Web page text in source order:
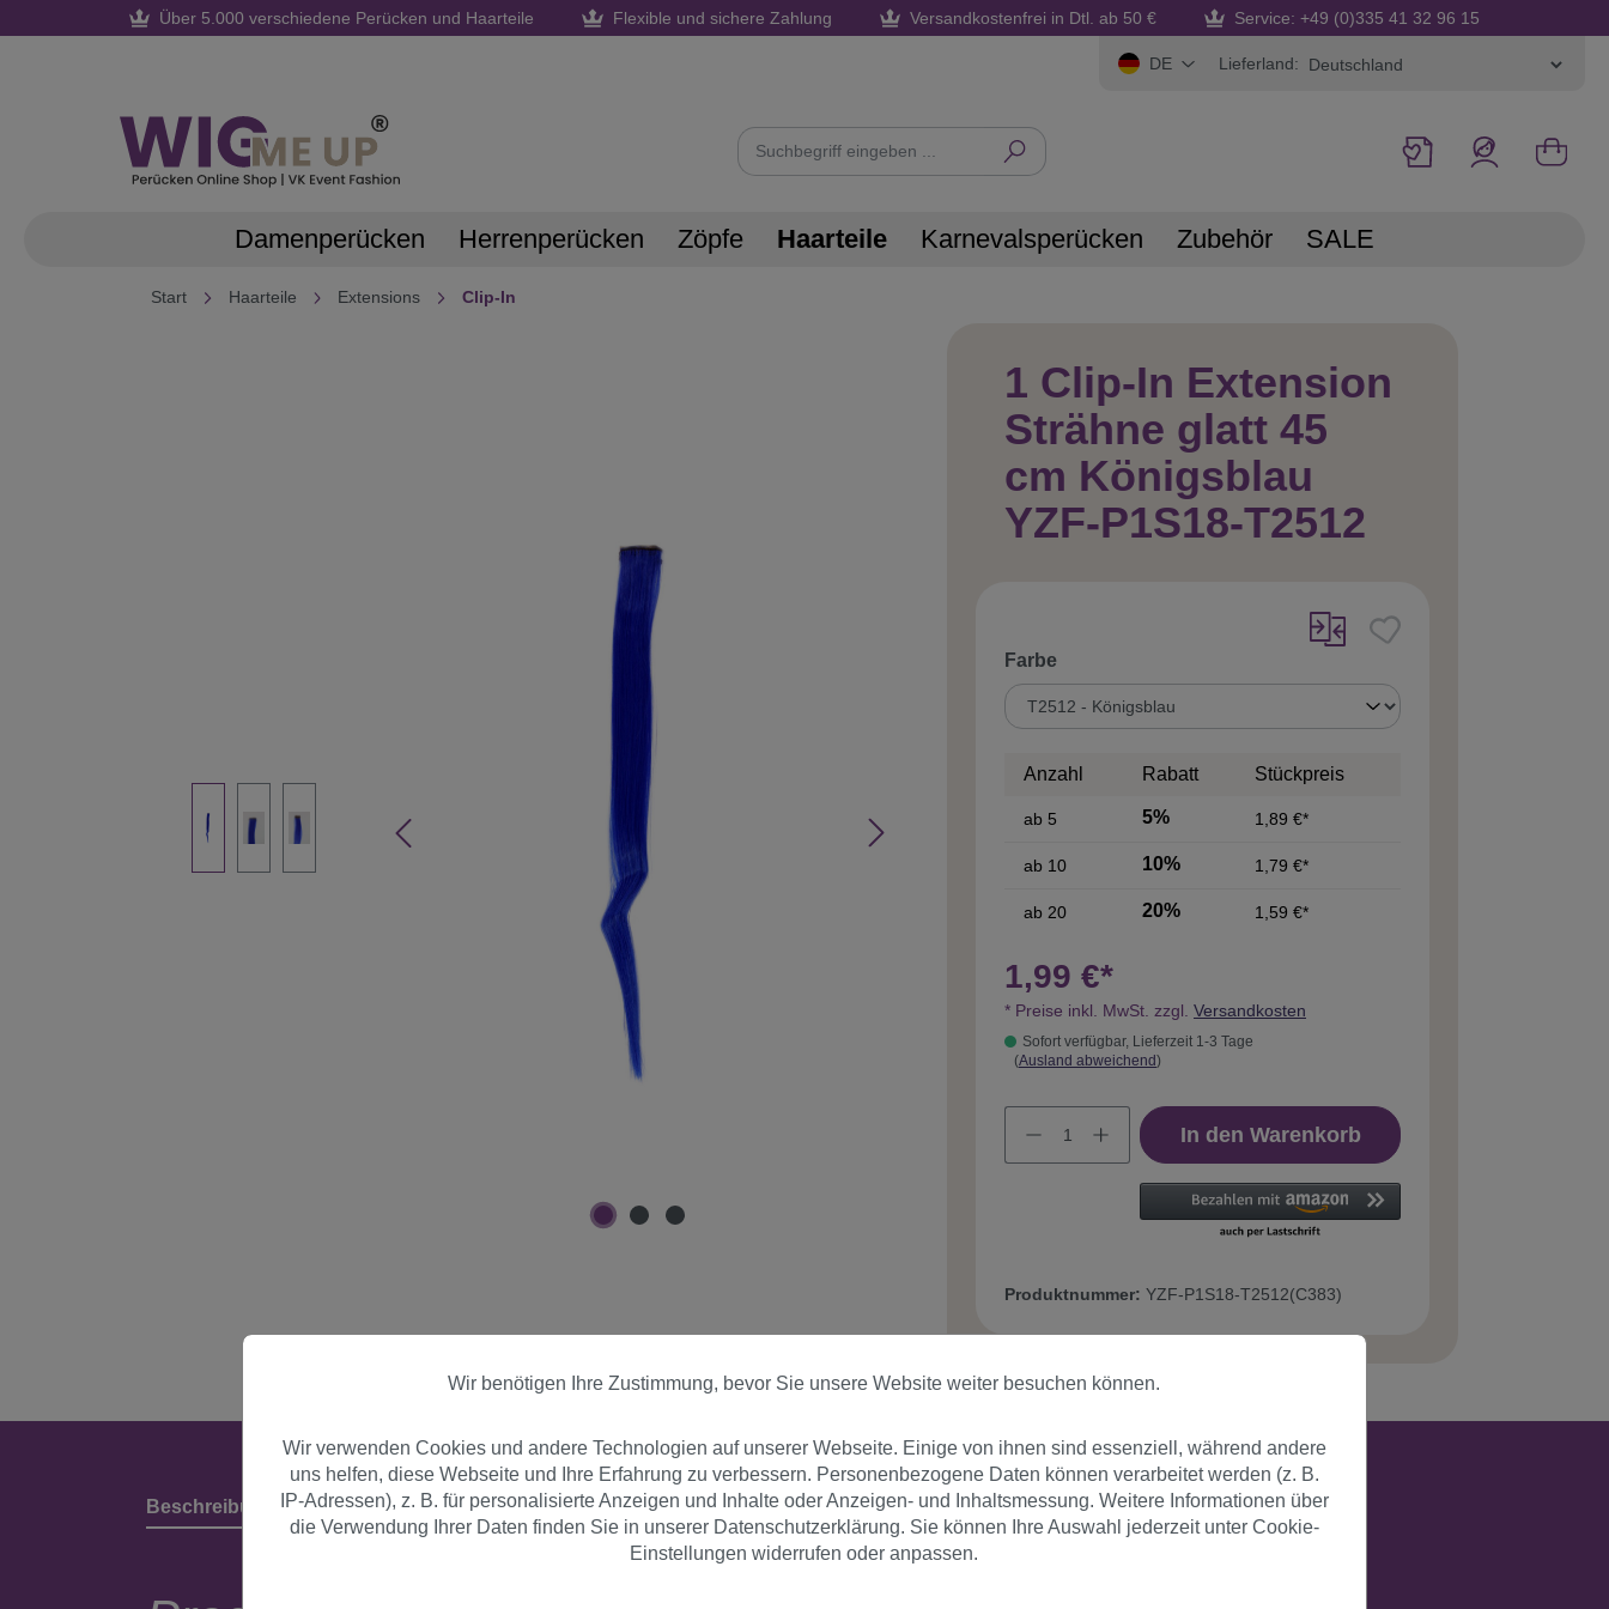
Zur Hauptnavigation springen
Über 5.000 verschiedene Perücken und Haarteile Flexible und sichere Zahlung Versandkostenfrei in Dtl. ab 50 € Service: +49 (0)335 41 32 96 15
DE Lieferland:
Damenperücken Herrenperücken Zöpfe Haarteile Karnevalsperücken Zubehör SALE
Start Haarteile Extensions Clip-In
1 Clip-In Extension
Strähne glatt 45
cm Königsblau
YZF-P1S18-T2512
Farbeauswählen
Anzahl Rabatt Stückpreis
ab 5 5% 1,89 €*
ab 10 10% 1,79 €*
ab 20 20% 1,59 €*
1,99 €*
* Preise inkl. MwSt. zzgl. Versandkosten
Sofort verfügbar, Lieferzeit 1-3 Tage
(Ausland abweichend)
In den Warenkorb
Produktnummer: YZF-P1S18-T2512(C383)
Beschreibung Produktdetails & Hersteller Bewertungen
Wir benötigen Ihre Zustimmung, bevor Sie unsere Website weiter besuchen können.
Wir verwenden Cookies und andere Technologien auf unserer Webseite. Einige von ihnen sind essenziell, während andere
uns helfen, diese Webseite und Ihre Erfahrung zu verbessern. Personenbezogene Daten können verarbeitet werden (z. B.
IP-Adressen), z. B. für personalisierte Anzeigen und Inhalte oder Anzeigen- und Inhaltsmessung. Weitere Informationen über
die Verwendung Ihrer Daten finden Sie in unserer Datenschutzerklärung. Sie können Ihre Auswahl jederzeit unter Cookie-
Einstellungen widerrufen oder anpassen.